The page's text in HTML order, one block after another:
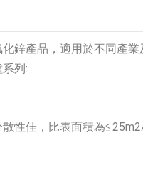
鋅產品，適用於不同產業
列:
性佳，比表面積為≦25m2/